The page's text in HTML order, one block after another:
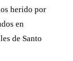
herido por
en
de Santo